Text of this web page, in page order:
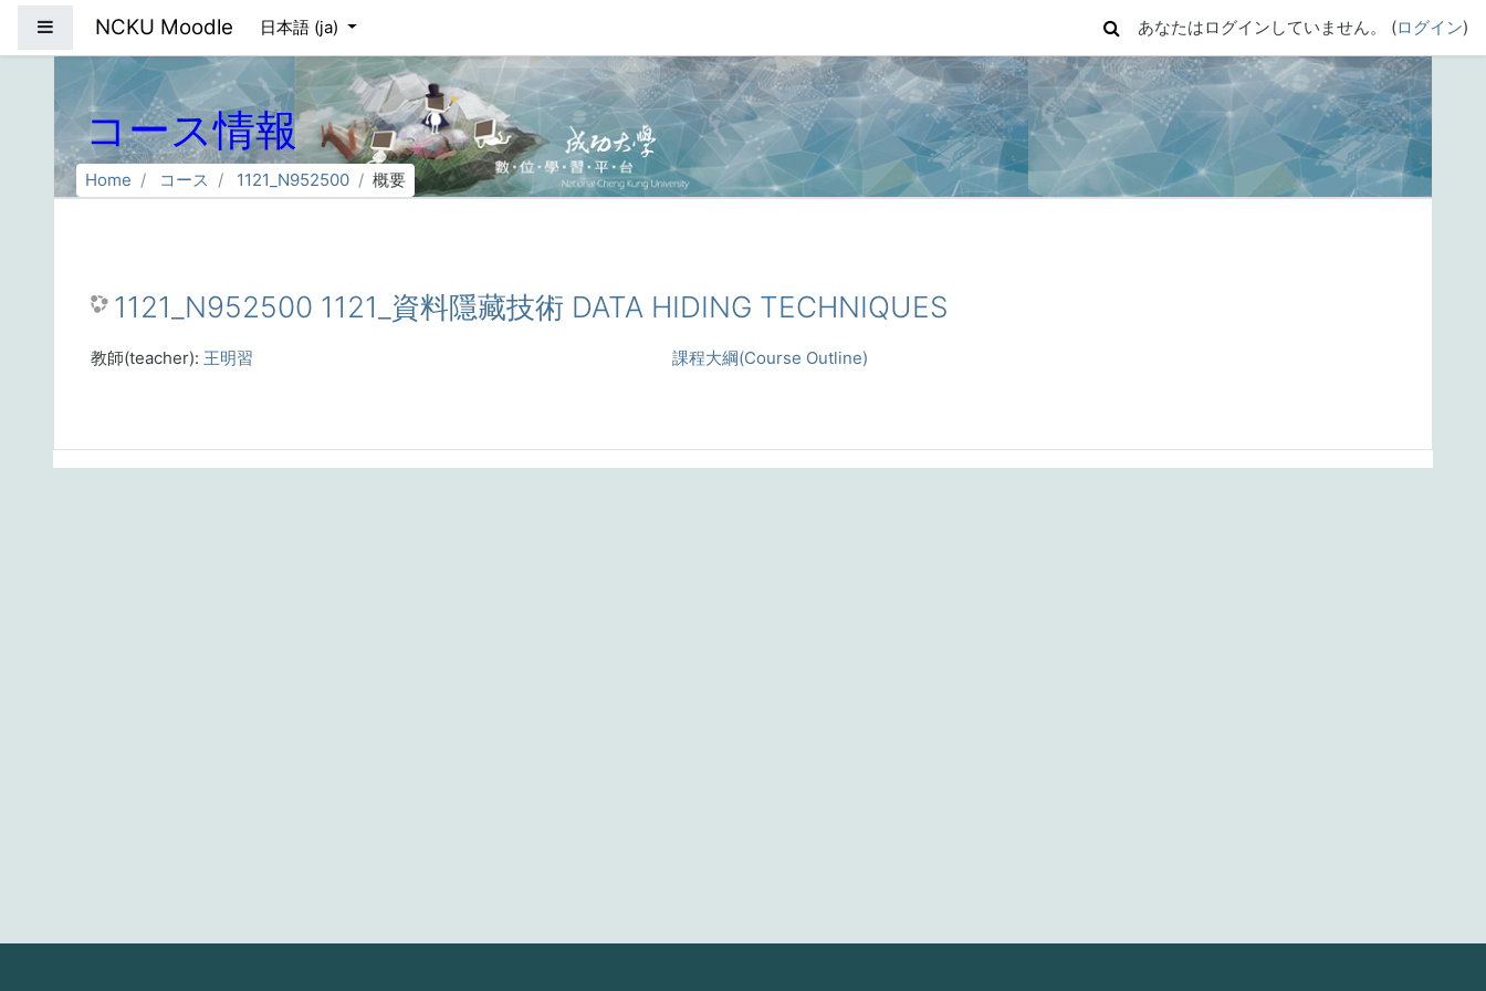
サイドパネル
NCKU Moodle 日本語 ‎(ja)‎ あなたはログインしていません。 (ログイン)
コース情報
Home コース 1121_N952500 概要
1121_N952500 1121_資料隱藏技術 DATA HIDING TECHNIQUES
課程大綱(Course Outline)
教師(teacher): 王明習